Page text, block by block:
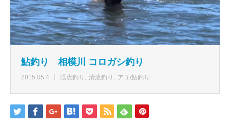
鮎釣り 相模川 コロガシ釣り
2015.05.4 渓流釣り 清流釣り アユ/鮎釣り